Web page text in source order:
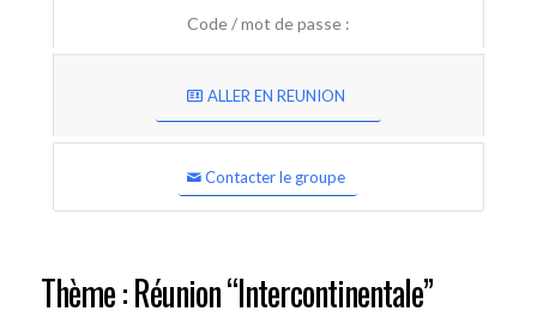
Code / mot de passe :
ALLER EN REUNION
Contacter le groupe
Thème : Réunion “Intercontinentale”